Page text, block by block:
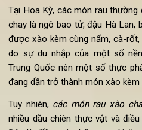
Tại Hoa Kỳ, các món rau
chay là ngô bao tử, đậu Hà